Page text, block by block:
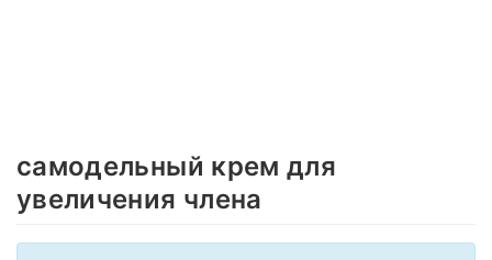
самодельный крем для
увеличения члена